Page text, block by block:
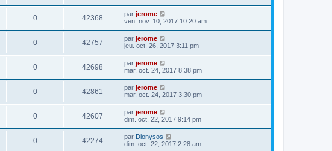
0 42368 par jerome
ven. nov. 10, 2017 10:20 am
0 42757 par jerome
jeu. oct. 26, 2017 3:11 pm
0 42698 par jerome
mar. oct. 24, 2017 8:38 pm
0 42861 par jerome
mar. oct. 24, 2017 3:30 pm
0 42607 par jerome
dim. oct. 22, 2017 9:14 pm
0 42274 par Dionysos
dim. oct. 22, 2017 2:28 am